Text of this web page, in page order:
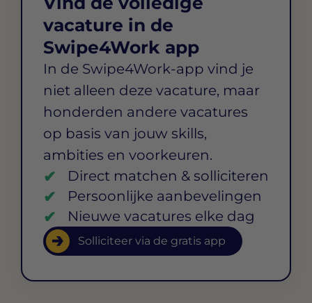
vacature in de
Swipe4Work app
In de Swipe4Work-app vind je
niet alleen deze vacature, maar
honderden andere vacatures
op basis van jouw skills,
ambities en voorkeuren.
Direct matchen & solliciteren
Persoonlijke aanbevelingen
Nieuwe vacatures elke dag
Solliciteer via de gratis app